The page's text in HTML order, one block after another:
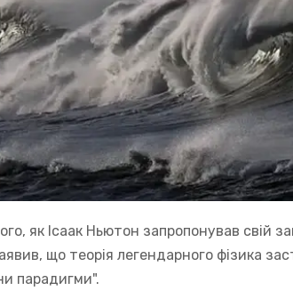
як Ісаак Ньютон запропонував свій
що теорія легендарного фізика
парадигми".